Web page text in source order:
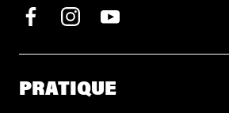
PRATIQUE